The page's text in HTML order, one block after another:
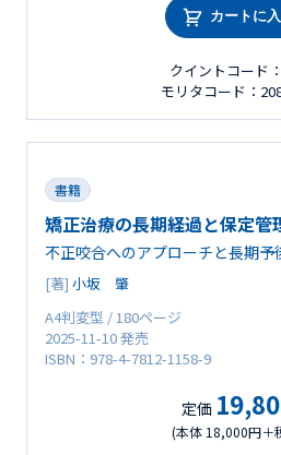
カートに
クイントコード
モリタコード：
書籍
矯正治療の長期経過と保定管
不正咬合へのアプローチと長期予
[著] 小坂 肇
A4判変型 / 180ページ
2025-11-10 発売
ISBN：978-4-7812-1158-9
定価
(本体 18,000円＋